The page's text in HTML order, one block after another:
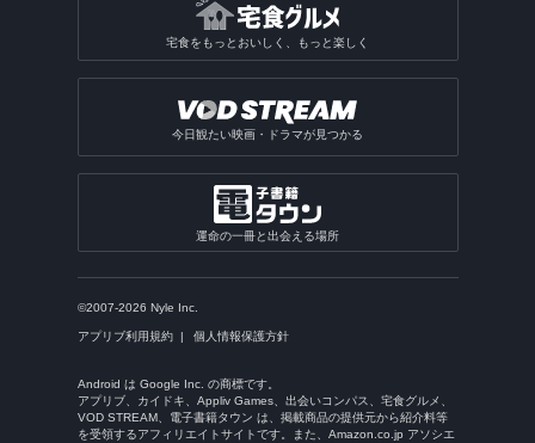
宅食をもっとおいしく、もっと楽しく
今日観たい映画・ドラマが見つかる
運命の一冊と出会える場所
©2007-2026 Nyle Inc.
アプリブ利用規約 個人情報保護方針
Android は Google Inc. の商標です。
アプリブ、カイドキ、Appliv Games、出会いコンパス、宅食グルメ、
VOD STREAM、電子書籍タウン は、掲載商品の提供元から紹介料等
を受領するアフィリエイトサイトです。また、Amazon.co.jp アソシエ